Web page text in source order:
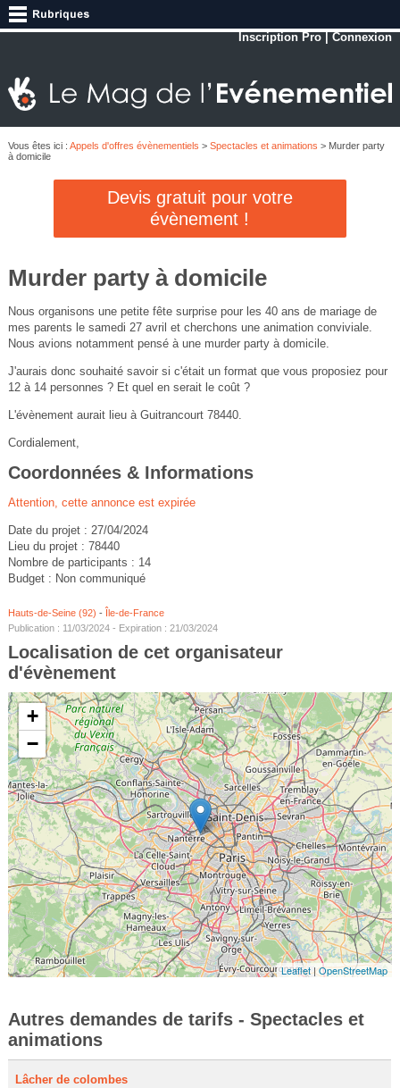
Inscription Pro |Connexion
Vous êtes ici : Appels d'offres évènementiels > Spectacles et animations > Murder party
à domicile
Devis gratuit pour votre
évènement !
Murder party à domicile
Nous organisons une petite fête surprise pour les 40 ans de mariage de
mes parents le samedi 27 avril et cherchons une animation conviviale.
Nous avions notamment pensé à une murder party à domicile.
J'aurais donc souhaité savoir si c'était un format que vous proposiez pour
12 à 14 personnes ? Et quel en serait le coût ?
L'évènement aurait lieu à Guitrancourt 78440.
Cordialement,
Coordonnées & Informations
Attention, cette annonce est expirée
Date du projet : 27/04/2024
Lieu du projet : 78440
Nombre de participants : 14
Budget : Non communiqué
Hauts-de-Seine (92) - Île-de-France
Publication : 11/03/2024 - Expiration : 21/03/2024
Localisation de cet organisateur
d'évènement
+
−
Leaflet|OpenStreetMap
Autres demandes de tarifs - Spectacles et
animations
Lâcher de colombes